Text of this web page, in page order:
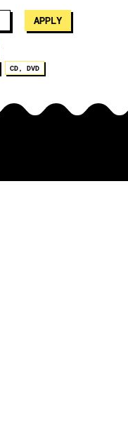
CD, DVD